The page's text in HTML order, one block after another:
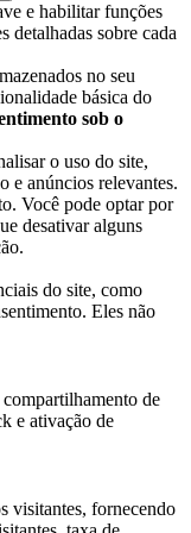
e habilitar funções
detalhadas sobre cada
no seu
básica do
sob o
o uso do site,
e anúncios relevantes.
Você pode optar por
desativar alguns
do site, como
Eles não
de
e ativação de
visitantes, fornecendo